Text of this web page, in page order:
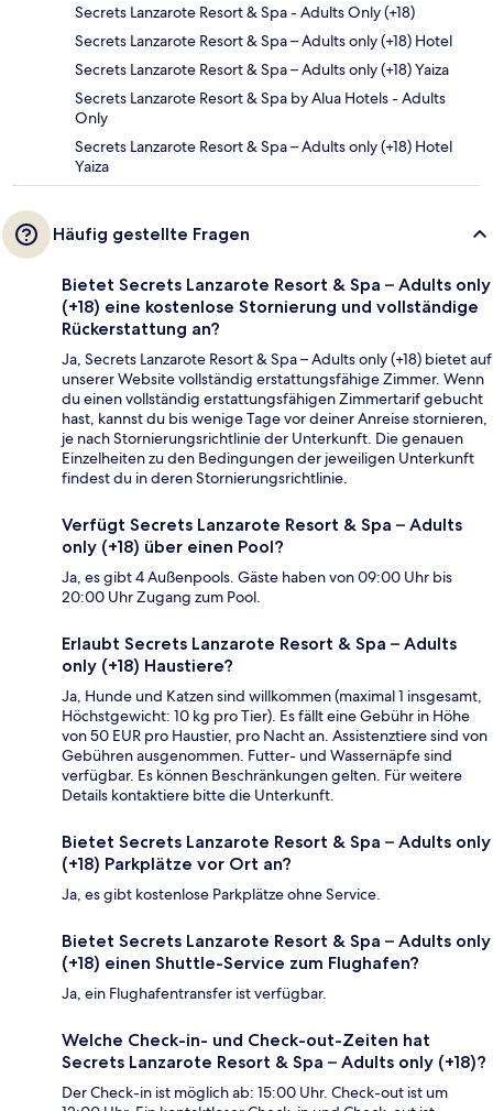
Secrets Lanzarote Resort & Spa - Adults Only (+18)
Secrets Lanzarote Resort & Spa – Adults only (+18) Hotel
Secrets Lanzarote Resort & Spa – Adults only (+18) Yaiza
Secrets Lanzarote Resort & Spa by Alua Hotels - Adults
Only
Secrets Lanzarote Resort & Spa – Adults only (+18) Hotel
Yaiza
Häufig gestellte Fragen
Bietet Secrets Lanzarote Resort & Spa – Adults only
(+18) eine kostenlose Stornierung und vollständige
Rückerstattung an?
Ja, Secrets Lanzarote Resort & Spa – Adults only (+18) bietet auf
unserer Website vollständig erstattungsfähige Zimmer. Wenn
du einen vollständig erstattungsfähigen Zimmertarif gebucht
hast, kannst du bis wenige Tage vor deiner Anreise stornieren,
je nach Stornierungsrichtlinie der Unterkunft. Die genauen
Einzelheiten zu den Bedingungen der jeweiligen Unterkunft
findest du in deren Stornierungsrichtlinie.
Verfügt Secrets Lanzarote Resort & Spa – Adults
only (+18) über einen Pool?
Ja, es gibt 4 Außenpools. Gäste haben von 09:00 Uhr bis
20:00 Uhr Zugang zum Pool.
Erlaubt Secrets Lanzarote Resort & Spa – Adults
only (+18) Haustiere?
Ja, Hunde und Katzen sind willkommen (maximal 1 insgesamt,
Höchstgewicht: 10 kg pro Tier). Es fällt eine Gebühr in Höhe
von 50 EUR pro Haustier, pro Nacht an. Assistenztiere sind von
Gebühren ausgenommen. Futter- und Wassernäpfe sind
verfügbar. Es können Beschränkungen gelten. Für weitere
Details kontaktiere bitte die Unterkunft.
Bietet Secrets Lanzarote Resort & Spa – Adults only
(+18) Parkplätze vor Ort an?
Ja, es gibt kostenlose Parkplätze ohne Service.
Bietet Secrets Lanzarote Resort & Spa – Adults only
(+18) einen Shuttle-Service zum Flughafen?
Ja, ein Flughafentransfer ist verfügbar.
Welche Check-in- und Check-out-Zeiten hat
Secrets Lanzarote Resort & Spa – Adults only (+18)?
Der Check-in ist möglich ab: 15:00 Uhr. Check-out ist um